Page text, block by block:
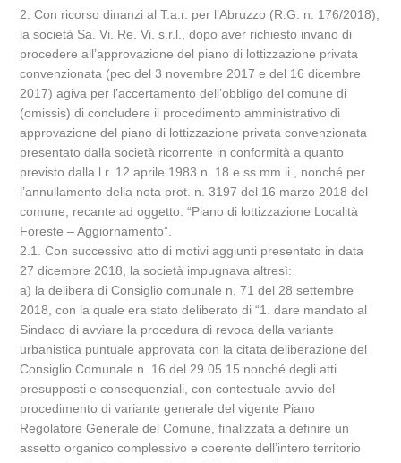
2. Con ricorso dinanzi al T.a.r. per l’Abruzzo (R.G. n. 176/2018),
la società Sa. Vi. Re. Vi. s.r.l., dopo aver richiesto invano di
procedere all’approvazione del piano di lottizzazione privata
convenzionata (pec del 3 novembre 2017 e del 16 dicembre
2017) agiva per l’accertamento dell’obbligo del comune di
(omissis) di concludere il procedimento amministrativo di
approvazione del piano di lottizzazione privata convenzionata
presentato dalla società ricorrente in conformità a quanto
previsto dalla l.r. 12 aprile 1983 n. 18 e ss.mm.ii., nonché per
l’annullamento della nota prot. n. 3197 del 16 marzo 2018 del
comune, recante ad oggetto: “Piano di lottizzazione Località
Foreste – Aggiornamento”.
2.1. Con successivo atto di motivi aggiunti presentato in data
27 dicembre 2018, la società impugnava altresì:
a) la delibera di Consiglio comunale n. 71 del 28 settembre
2018, con la quale era stato deliberato di “1. dare mandato al
Sindaco di avviare la procedura di revoca della variante
urbanistica puntuale approvata con la citata deliberazione del
Consiglio Comunale n. 16 del 29.05.15 nonché degli atti
presupposti e consequenziali, con contestuale avvio del
procedimento di variante generale del vigente Piano
Regolatore Generale del Comune, finalizzata a definire un
assetto organico complessivo e coerente dell’intero territorio